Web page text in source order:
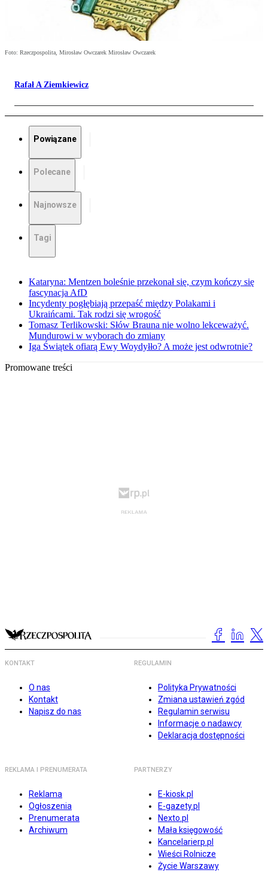
Foto: Rzeczpospolita, Mirosław Owczarek Mirosław Owczarek
Rafał A Ziemkiewicz
Powiązane
Polecane
Najnowsze
Tagi
Kataryna: Mentzen boleśnie przekonał się, czym kończy się
fascynacja AfD
Incydenty pogłębiają przepaść między Polakami i
Ukraińcami. Tak rodzi się wrogość
Tomasz Terlikowski: Słów Brauna nie wolno lekceważyć.
Mundurowi w wyborach do zmiany
Iga Świątek ofiarą Ewy Woydyłło? A może jest odwrotnie?
Promowane treści
KONTAKT
O nas
Kontakt
Napisz do nas
REGULAMIN
Polityka Prywatności
Zmiana ustawień zgód
Regulamin serwisu
Informacje o nadawcy
Deklaracja dostępności
REKLAMA I PRENUMERATA
Reklama
Ogłoszenia
Prenumerata
Archiwum
PARTNERZY
E-kiosk.pl
E-gazety.pl
Nexto.pl
Mała księgowość
Kancelarierp.pl
Wieści Rolnicze
Życie Warszawy